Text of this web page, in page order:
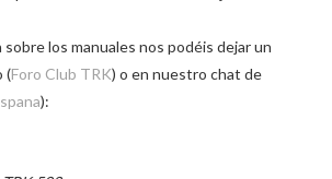
los manuales nos podéis dejar un
(Foro Club TRK) o en nuestro chat de
):